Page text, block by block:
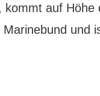
auf
und